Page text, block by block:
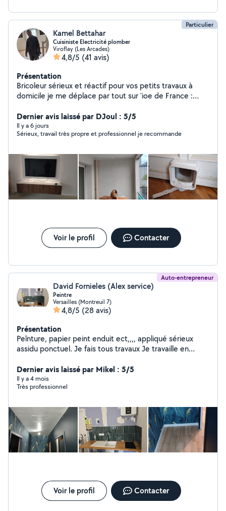
Particulier
Kamel Bettahar
Cuisiniste Electricité plomber
Viroflay (Les Arcades)
4,8/5 (41 avis)
Présentation
Bricoleur sérieux et réactif pour vos petits travaux à
domicile je me déplace par tout sur 'ioe de France :
luminaires, Réparations plomberie et électricité.
Nettoyage de terrasse, Garage Balcon et organisation
et optimisation et création des espaces du rangement
Dernier avis laissé par DJoul : 5/5
Il y a 6 jours
Sérieux, travail très propre et professionnel je recommande
Voir le profil Contacter
Auto-entrepreneur
David Fornieles (Alex service)
Peintre
Versailles (Montreuil 7)
4,8/5 (28 avis)
Présentation
Peînture, papier peint enduit ect,,,, appliqué sérieux
assidu ponctuel. Je fais tous travaux Je travaille en
Enduit Toile de verre Placo Peinture Ect prix correct
Peinture enduit 10 à 13 euros m2 Papier peint détapisse
Lino Pose pvc Merci de répondre aux messages que
Dernier avis laissé par Mikel : 5/5
Il y a 4 mois
Très professionnel
Voir le profil Contacter